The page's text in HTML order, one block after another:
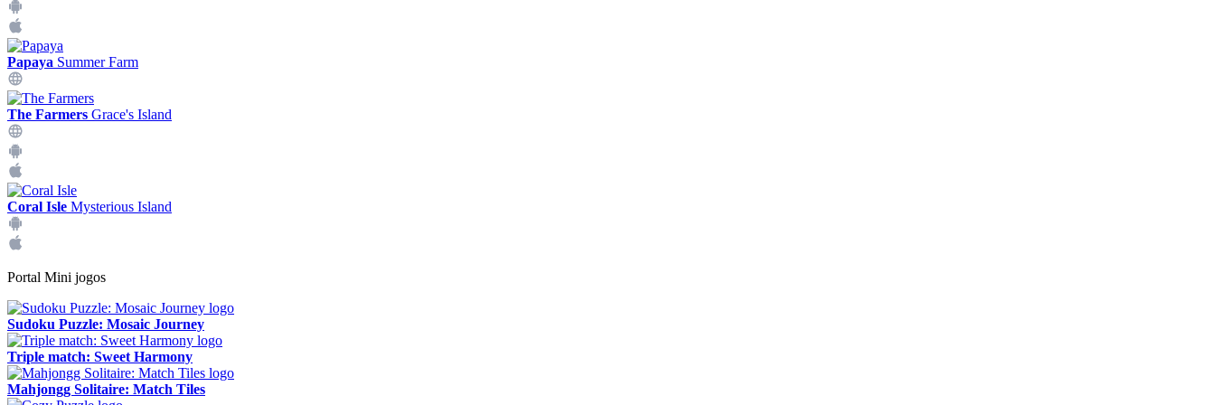
Papaya Summer Farm
The Farmers Grace's Island
Coral Isle Mysterious Island
Portal Mini jogos
Sudoku Puzzle: Mosaic Journey
Triple match: Sweet Harmony
Mahjongg Solitaire: Match Tiles